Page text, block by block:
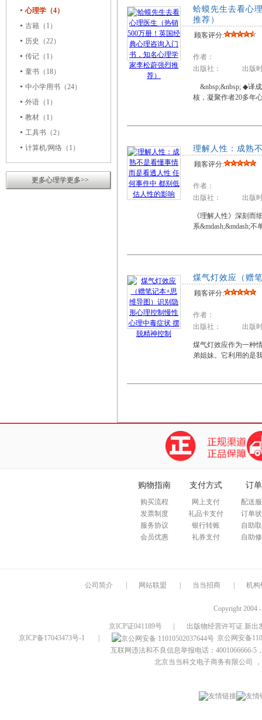
心理学（4）
古籍 （1）
历史
（22）
传记 （1）
童书 （18）
中小学用书 （24）
外语 （1）
教材 （1）
工具书 （2）
计算机/网络 （1）
更多心理学更多>>
蛤蟆先生去看心
推荐）
顾客评分:
作者：
出版社： 出版时
&nbsp;&nbsp; ◆译
核，凝聚作者20多
理解人性：成熟
顾客评分:
作者：
出版社： 出版时
《理解人性》深刻
系&mdash;&mdash;
煤气灯效应（赠
顾客评分:
作者：
出版社： 出版时
煤气灯效应作为一种
弟姐妹。它利用的是
购物指南
购买流程
发票制度
服务协议
会员优惠
支付方式
网上支付
礼品卡支付
银行转账
礼券支付
订
配送
订单
自助
自助
公司简介 网站联盟 当当招商 机构
Copyright 2004
京ICP证041189号
出版物经营许可证 新出
京ICP备17043473号-1
京公网安备
互联网违法和不良信息举报电话：4001066666-5
北京当当科文电子商务有限公司